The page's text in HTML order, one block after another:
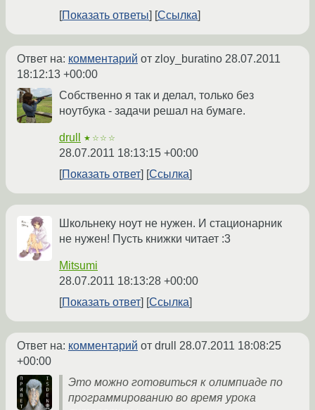
Показать ответы
Ссылка
Ответ на: комментарий от zloy_buratino 28.07.2011
18:12:13 +00:00
Собственно я так и делал, только без
ноутбука - задачи решал на бумаге.
drull ★☆☆☆
28.07.2011 18:13:15 +00:00
Показать ответ
Ссылка
Школьнеку ноут не нужен. И стационарник
не нужен! Пусть книжки читает :3
Mitsumi
28.07.2011 18:13:28 +00:00
Показать ответ
Ссылка
Ответ на: комментарий от drull 28.07.2011 18:08:25
+00:00
Это можно готовиться к олимпиаде по
программированию во время урока